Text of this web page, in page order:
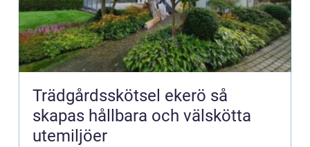
Trädgårdsskötsel ekerö så
skapas hållbara och välskötta
utemiljöer